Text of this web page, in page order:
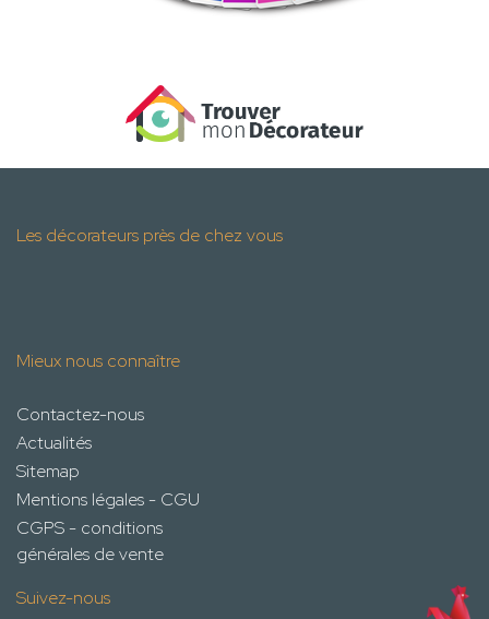
Les décorateurs près de chez vous
Mieux nous connaître
Contactez-nous
Actualités
Sitemap
Mentions légales - CGU
CGPS - conditions
générales de vente
Suivez-nous